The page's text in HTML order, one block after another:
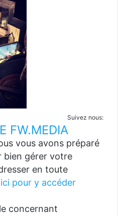
Suivez nous:
FW.MEDIA
vous avons préparé
bien gérer votre
en toute
pour y accéder
concernant